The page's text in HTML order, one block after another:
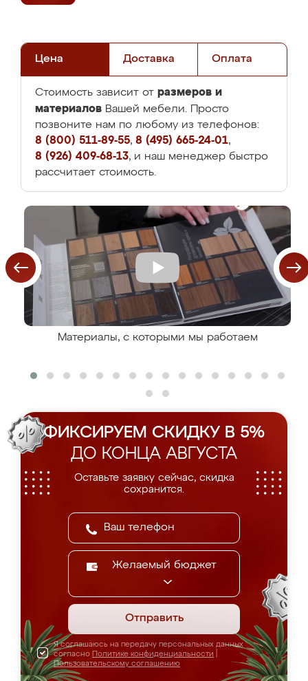
Цена Доставка Оплата
Стоимость зависит от размеров и
материалов Вашей мебели. Просто
позвоните нам по любому из телефонов:
8 (800) 511-89-55, 8 (495) 665-24-01,
8 (926) 409-68-13, и наш менеджер быстро
рассчитает стоимость.
Материалы, с которыми мы работаем
ФИКСИРУЕМ СКИДКУ В 5%
ДО КОНЦА АВГУСТА
Оставьте заявку сейчас, скидка
сохранится.
Желаемый бюджет
Отправить
Я соглашаюсь на передачу персональных данных
согласно Политике конфиденциальности
Пользовательскому соглашению